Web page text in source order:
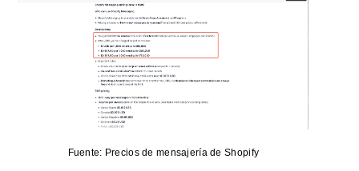
Fuente: Precios de mensajería de Shopify